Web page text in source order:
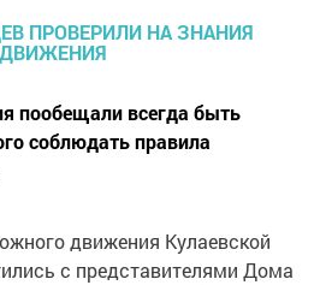
пообещали всегда быть
соблюдать правила
движения Кулаевской
с представителями Дома